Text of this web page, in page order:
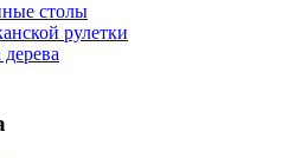
столы
рулетки